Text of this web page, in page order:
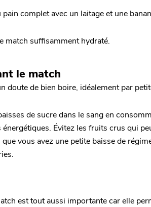
complet avec un laitage et une
match suffisamment hydraté.
le match
doute de bien boire, idéalement par
de sucre dans le sang en
Évitez les fruits crus qui
vous avez une petite baisse de
est tout aussi importante car elle